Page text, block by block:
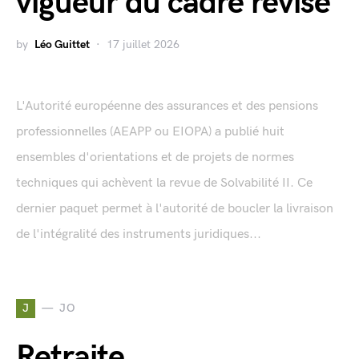
by Léo Guittet 17 juillet 2026
L'Autorité européenne des assurances et des pensions
professionnelles (AEAPP ou EIOPA) a publié huit
ensembles d'orientations et de projets de normes
techniques qui achèvent la revue de Solvabilité II. Ce
dernier paquet permet à l'autorité de boucler la livraison
de l'intégralité des instruments juridiques...
J JO